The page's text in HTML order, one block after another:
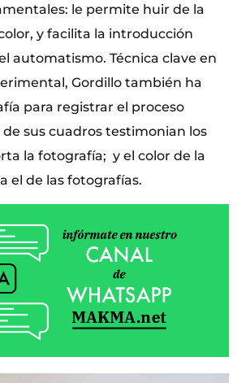
le permite huir de la
y facilita la introducción
automatismo. Técnica clave en
Gordillo también ha
para registrar el proceso
sus cuadros testimonian los
la fotografía; y el color de la
el de las fotografías.